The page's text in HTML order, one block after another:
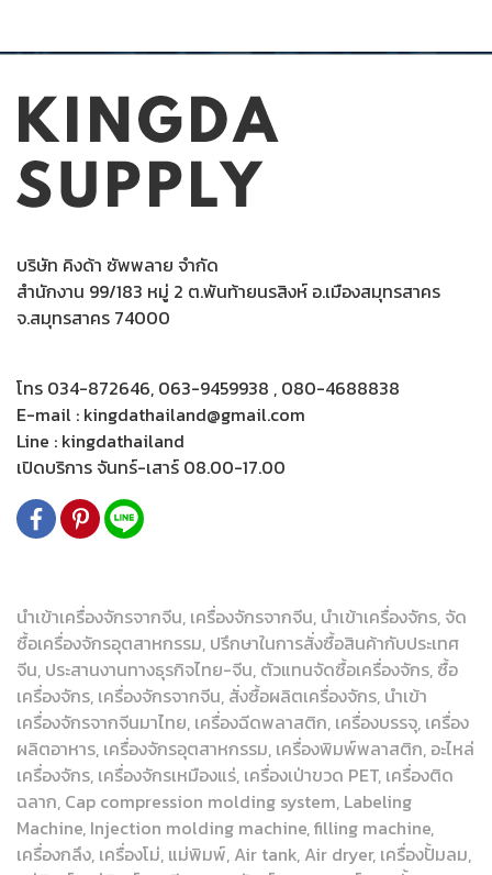
บริษัท คิงด้า ซัพพลาย จำกัด
สำนักงาน 99/183 หมู่ 2 ต.พันท้ายนรสิงห์ อ.เมืองสมุทรสาคร
จ.สมุทรสาคร 74000
โทร 034-872646, 063-9459938 , 080-4688838
E-mail : kingdathailand@gmail.com
Line : kingdathailand
เปิดบริการ จันทร์-เสาร์ 08.00-17.00
นำเข้าเครื่องจักรจากจีน, เครื่องจักรจากจีน, นำเข้าเครื่องจักร, จัด
ซื้อเครื่องจักรอุตสาหกรรม, ปรึกษาในการสั่งซื้อสินค้ากับประเทศ
จีน, ประสานงานทางธุรกิจไทย-จีน, ตัวแทนจัดซื้อเครื่องจักร, ซื้อ
เครื่องจักร, เครื่องจักรจากจีน, สั่งซื้อผลิตเครื่องจักร, นำเข้า
เครื่องจักรจากจีนมาไทย, เครื่องฉีดพลาสติก, เครื่องบรรจุ, เครื่อง
ผลิตอาหาร, เครื่องจักรอุตสาหกรรม, เครื่องพิมพ์พลาสติก, อะไหล่
เครื่องจักร, เครื่องจักรเหมืองแร่, เครื่องเป่าขวด PET, เครื่องติด
ฉลาก, Cap compression molding system, Labeling
Machine, Injection molding machine, filling machine,
เครื่องกลึง, เครื่องโม่, แม่พิมพ์, Air tank, Air dryer, เครื่องปั้มลม,